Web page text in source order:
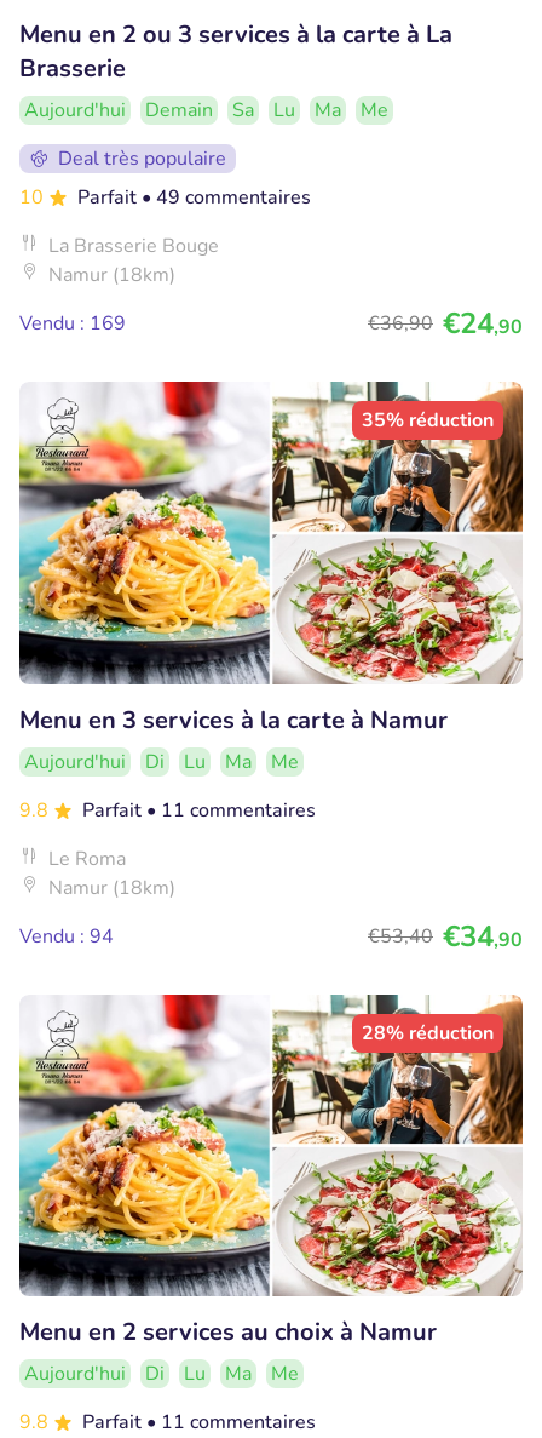
Menu en 2 ou 3 services à la carte à La
Brasserie
Aujourd'hui Demain Sa Lu Ma
Me
Deal très populaire
10
Parfait • 49 commentaires
La Brasserie Bouge
Namur (18km)
Vendu : 169
€36,90 €24,90
35% réduction
Menu en 3 services à la carte à Namur
Aujourd'hui Di Lu Ma
Me
9.8
Parfait • 11 commentaires
Le Roma
Namur (18km)
Vendu : 94
€53,40 €34,90
28% réduction
Menu en 2 services au choix à Namur
Aujourd'hui Di Lu Ma
Me
9.8
Parfait • 11 commentaires